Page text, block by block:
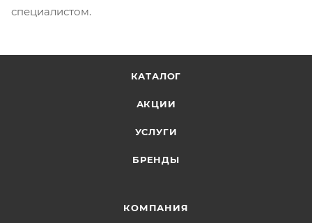
специалистом.
КАТАЛОГ
АКЦИИ
УСЛУГИ
БРЕНДЫ
КОМПАНИЯ